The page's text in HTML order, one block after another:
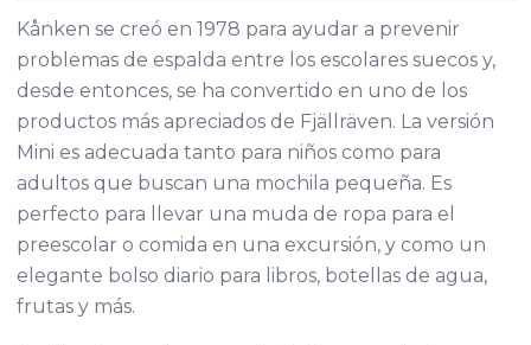
Kånken se creó en 1978 para ayudar a prevenir
problemas de espalda entre los escolares suecos y,
desde entonces, se ha convertido en uno de los
productos más apreciados de Fjällräven. La versión
Mini es adecuada tanto para niños como para
adultos que buscan una mochila pequeña. Es
perfecto para llevar una muda de ropa para el
preescolar o comida en una excursión, y como un
elegante bolso diario para libros, botellas de agua,
frutas y más.